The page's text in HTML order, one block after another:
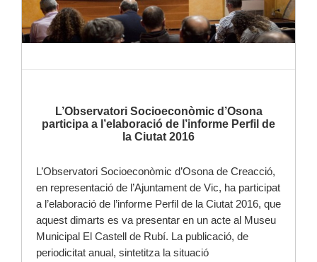
L’Observatori Socioeconòmic d’Osona
participa a l’elaboració de l’informe Perfil de
la Ciutat 2016
L’Observatori Socioeconòmic d’Osona de Creacció,
en representació de l’Ajuntament de Vic, ha participat
a l’elaboració de l’informe Perfil de la Ciutat 2016, que
aquest dimarts es va presentar en un acte al Museu
Municipal El Castell de Rubí. La publicació, de
periodicitat anual, sintetitza la situació